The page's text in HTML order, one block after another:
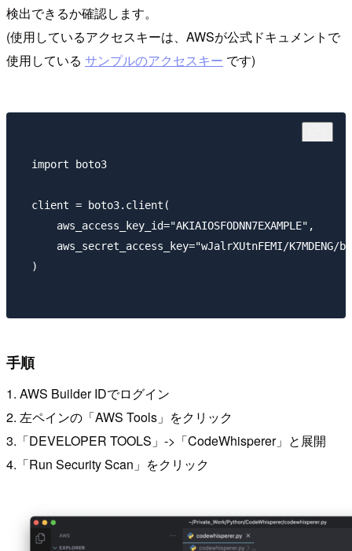
検出できるか確認します。
(使用しているアクセスキーは、AWSが公式ドキュメントで
使用している サンプルのアクセスキー です)
import boto3
client = boto3.client(
    aws_access_key_id="AKIAIOSFODNN7EXAMPLE",
aws_secret_access_key="wJalrXUtnFEMI/K7MDENG/
手順
1. AWS Builder IDでログイン
2. 左ペインの「AWS Tools」をクリック
3.「DEVELOPER TOOLS」->「CodeWhisperer」と展開
4.「Run Security Scan」をクリック